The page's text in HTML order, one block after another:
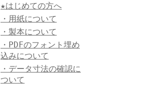
★はじめての方へ
・用紙について
・製本について
・PDFのフォント埋め
込みについて
・データ寸法の確認に
ついて